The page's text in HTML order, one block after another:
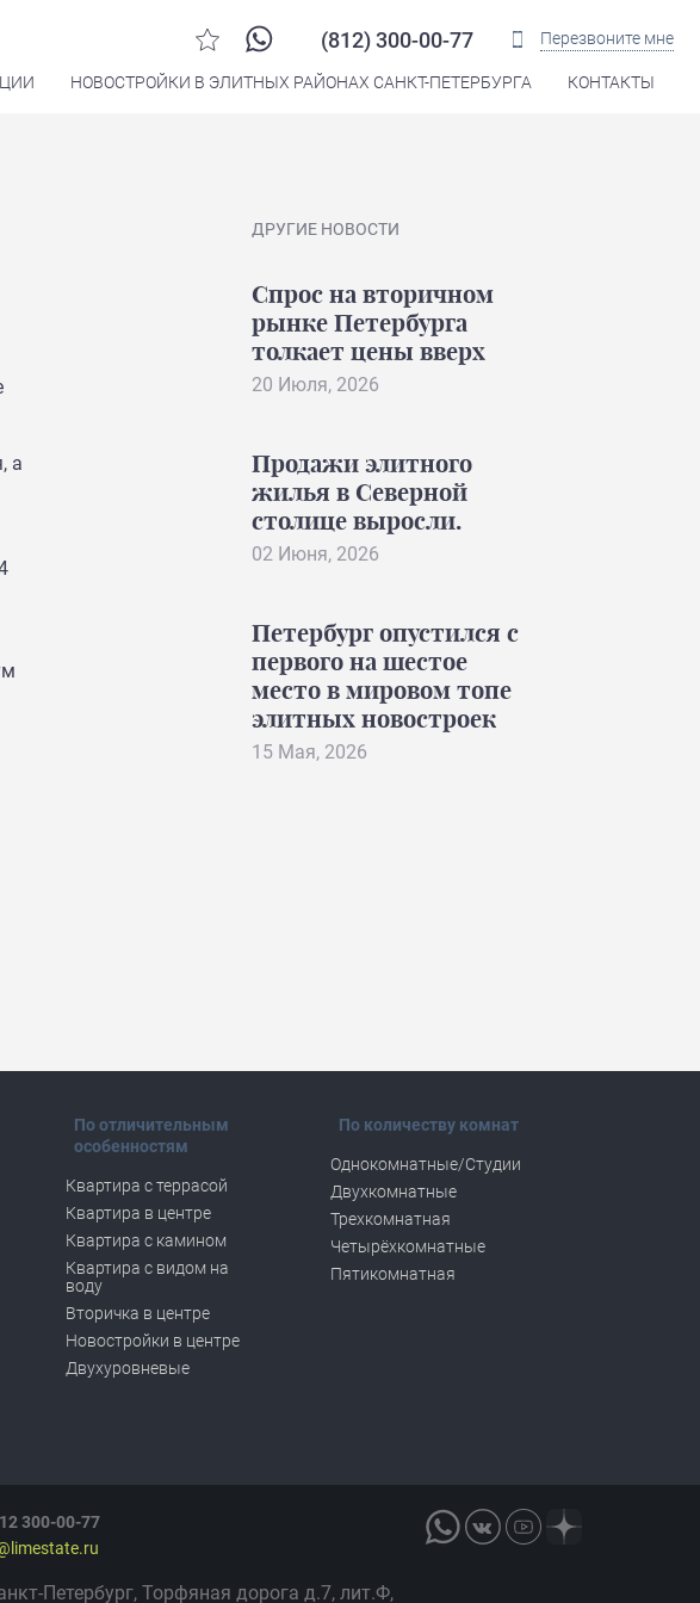
(812) 300-00-77 Перезвоните мне
НОВОСТРОЙКИ В ЭЛИТНЫХ РАЙОНАХ САНКТ-ПЕТЕРБУРГА КОНТАКТЫ
а
ДРУГИЕ НОВОСТИ
Спрос на вторичном
рынке Петербурга
толкает цены вверх
20 Июля, 2026
Продажи элитного
жилья в Северной
столице выросли.
02 Июня, 2026
Петербург опустился с
первого на шестое
место в мировом топе
элитных новостроек
15 Мая, 2026
По отличительным
особенностям
Квартира с террасой
Квартира в центре
Квартира с камином
Квартира с видом на
воду
Вторичка в центре
Новостройки в центре
Двухуровневые
По количеству комнат
Однокомнатные/Студии
Двухкомнатные
Трехкомнатная
Четырёхкомнатные
Пятикомнатная
300-00-77
Петербург, Торфяная дорога д.7, лит.Ф,